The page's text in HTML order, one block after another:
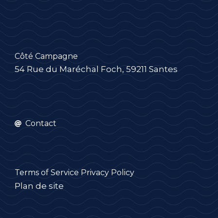
Côté Campagne
54 Rue du Maréchal Foch, 59211 Santes
Contact
Terms of Service Privacy Policy
Plan de site